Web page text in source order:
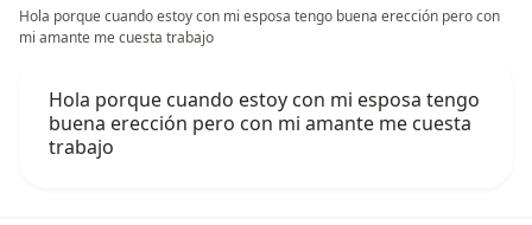
Hola porque cuando estoy con mi esposa tengo buena erección pero con
mi amante me cuesta trabajo
Hola porque cuando estoy con mi esposa tengo
buena erección pero con mi amante me cuesta
trabajo